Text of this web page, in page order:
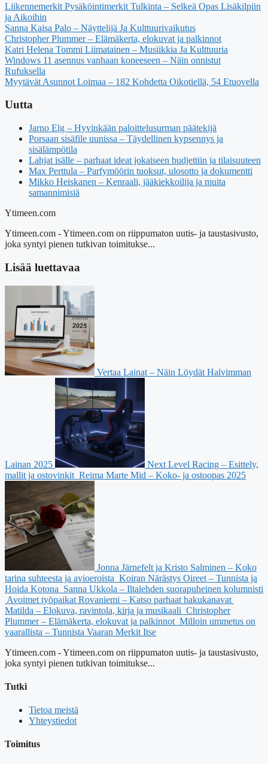
Liikennemerkit Pysäköintimerkit Tulkinta – Selkeä Opas Lisäkilpiin
ja Aikoihin
Sanna Kaisa Palo – Näyttelijä Ja Kulttuurivaikutus
Christopher Plummer – Elämäkerta, elokuvat ja palkinnot
Katri Helena Tommi Liimatainen – Musiikkia Ja Kulttuuria
Windows 11 asennus vanhaan koneeseen – Näin onnistut
Rufuksella
Myytävät Asunnot Loimaa – 182 Kohdetta Oikotiellä, 54 Etuovella
Uutta
Jarno Elg – Hyvinkään paloittelusurman päätekijä
Porsaan sisäfile uunissa – Täydellinen kypsennys ja
sisälämpötila
Lahjat isälle – parhaat ideat jokaiseen budjettiin ja tilaisuuteen
Max Perttula – Parfymöörin tuoksut, ulosotto ja dokumentti
Mikko Heiskanen – Kenraali, jääkiekkoilija ja muita
samannimisiä
Ytimeen.com
Ytimeen.com - Ytimeen.com on riippumaton uutis- ja taustasivusto,
joka syntyi pienen tutkivan toimitukse...
Lisää luettavaa
Vertaa Lainat – Näin Löydät Halvimman
Lainan 2025
Next Level Racing – Esittely,
mallit ja ostovinkit Reima Marte Mid – Koko- ja ostoopas 2025
Jonna Järnefelt ja Kristo Salminen – Koko
tarina suhteesta ja avioeroista Koiran Närästys Oireet – Tunnista ja
Hoida Kotona Sanna Ukkola – Iltalehden suorapuheinen kolumnisti
Avoimet työpaikat Rovaniemi – Katso parhaat hakukanavat
Matilda – Elokuva, ravintola, kirja ja musikaali Christopher
Plummer – Elämäkerta, elokuvat ja palkinnot Milloin ummetus on
vaarallista – Tunnista Vaaran Merkit Itse
Ytimeen.com - Ytimeen.com on riippumaton uutis- ja taustasivusto,
joka syntyi pienen tutkivan toimitukse...
Tutki
Tietoa meistä
Yhteystiedot
Toimitus